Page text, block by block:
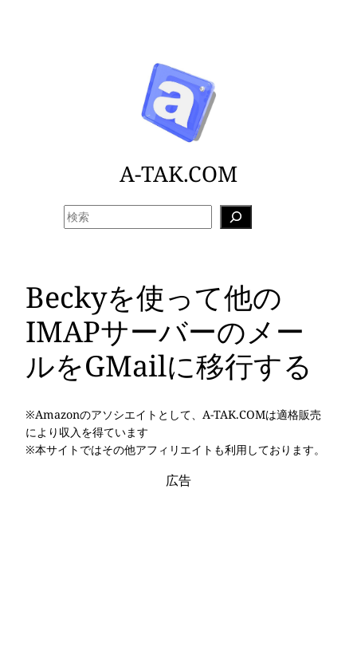
A-TAK.COM
Beckyを使って他の
IMAPサーバーのメー
ルをGMailに移行する
※Amazonのアソシエイトとして、A-TAK.COMは適格販売
により収入を得ています
※本サイトではその他アフィリエイトも利用しております。
広告